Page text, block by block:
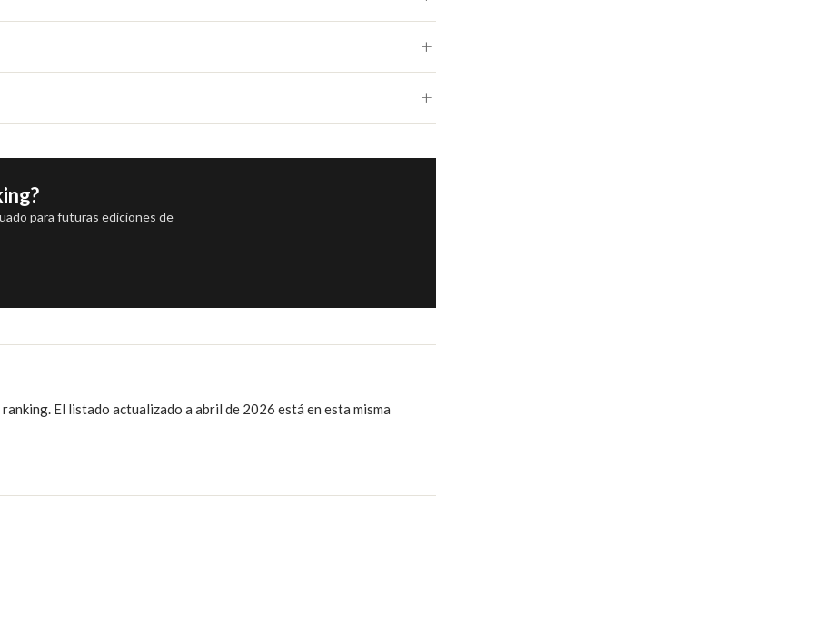
para futuras ediciones de
El listado actualizado a abril de 2026 está en esta misma